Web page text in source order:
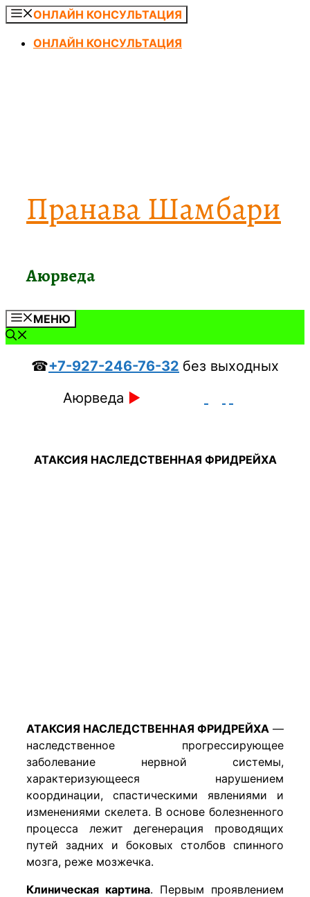
Перейти
содержимому
ОНЛАЙН КОНСУЛЬТАЦИЯ
ОНЛАЙН КОНСУЛЬТАЦИЯ
Пранава Шамбари
Аюрведа
МЕНЮ
☎+7-927-246-76-32 без выходных
Аюрведа ►
АТАКСИЯ НАСЛЕДСТВЕННАЯ ФРИДРЕЙХА
АТАКСИЯ НАСЛЕДСТВЕННАЯ ФРИДРЕЙХА —
наследственное прогрессирующее
заболевание нервной системы,
характеризующееся нарушением
координации, спастическими явлениями и
изменениями скелета. В основе болезненного
процесса лежит дегенерация проводящих
путей задних и боковых столбов спинного
мозга, реже мозжечка.
Клиническая картина. Первым проявлением